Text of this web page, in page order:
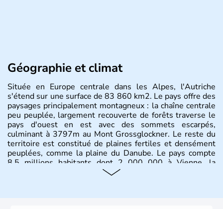
Géographie et climat
Située en Europe centrale dans les Alpes, l'Autriche
s'étend sur une surface de 83 860 km2. Le pays offre des
paysages principalement montagneux : la chaîne centrale
peu peuplée, largement recouverte de forêts traverse le
pays d'ouest en est avec des sommets escarpés,
culminant à 3797m au Mont Grossglockner. Le reste du
territoire est constitué de plaines fertiles et densément
peuplées, comme la plaine du Danube. Le pays compte
8.5 millions habitants dont 2 000 000 à Vienne, la